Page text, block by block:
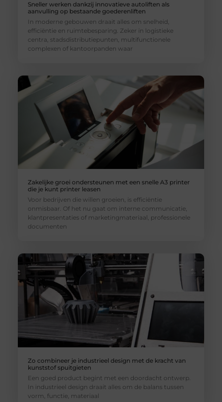
Sneller werken dankzij innovatieve autoliften als
aanvulling op bestaande goederenliften
In moderne gebouwen draait alles om snelheid,
efficiëntie en ruimtebesparing. Zeker in logistieke
centra, stadsdistributiepunten, multifunctionele
complexen of kantoorpanden waar
Zakelijke groei ondersteunen met een snelle A3 printer
die je kunt printer leasen
Voor bedrijven die willen groeien, is efficiëntie
onmisbaar. Of het nu gaat om interne communicatie,
klantpresentaties of marketingmateriaal, professionele
documenten
Zo combineer je industrieel design met de kracht van
kunststof spuitgieten
Een goed product begint met een doordacht ontwerp.
In industrieel design draait alles om de balans tussen
vorm, functie, materiaal